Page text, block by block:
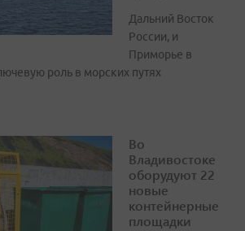
Дальний Восток
России, и
Приморье в
роль в морских путях
Во
Владивостоке
оборудуют 22
новые
контейнерные
площадки